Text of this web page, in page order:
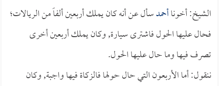
الشيخ: أخوناأحمدسأل عن أنه كان يملك أربعين ألفاً من الريالات؛
فحال عليها الحول فاشترى سيارة, وكان يملك أربعين أخرى
تصرف فيها وما حال عليها الحول.
ننقول: أما الأربعون التي حال حولها فالزكاة فيها واجبة, وكان